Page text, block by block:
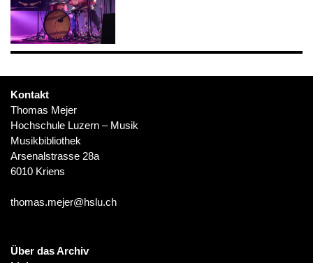
Kontakt
Thomas Mejer
Hochschule Luzern – Musik
Musikbibliothek
Arsenalstrasse 28a
6010 Kriens
thomas.mejer@hslu.ch
Über das Archiv